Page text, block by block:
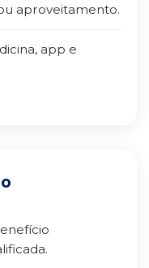
aproveitamento.
app e